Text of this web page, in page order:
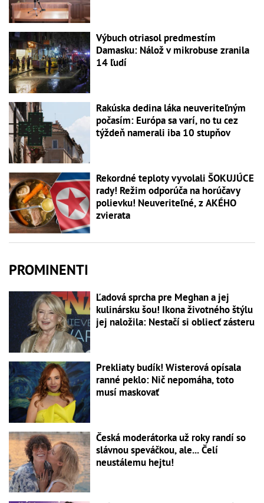
Výbuch otriasol predmestím
Damasku: Nálož v mikrobuse zranila
14 ľudí
Rakúska dedina láka neuveriteľným
počasím: Európa sa varí, no tu cez
týždeň namerali iba 10 stupňov
Rekordné teploty vyvolali ŠOKUJÚCE
rady! Režim odporúča na horúčavy
polievku! Neuveriteľné, z AKÉHO
zvierata
PROMINENTI
Ľadová sprcha pre Meghan a jej
kulinársku šou! Ikona životného štýlu
jej naložila: Nestačí si obliecť zásteru
Prekliaty budík! Wisterová opísala
ranné peklo: Nič nepomáha, toto
musí maskovať
Česká moderátorka už roky randí so
slávnou speváčkou, ale... Čelí
neustálemu hejtu!